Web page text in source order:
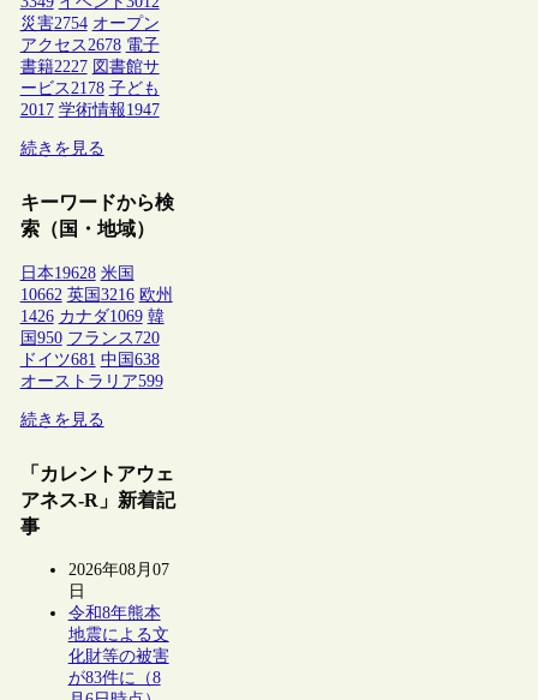
災害2754 オープン
アクセス2678 電子
書籍2227 図書館サ
ービス2178 子ども
2017 学術情報1947
続きを見る
キーワードから検
索（国・地域）
日本19628 米国
10662 英国3216 欧州
1426 カナダ1069 韓
国950 フランス 720
ドイツ681 中国638
オーストラリア599
続きを見る
「カレントアウェ
アネス-R」新着記
事
2026年08月07
日
令和8年熊本
地震による文
化財等の被害
が83件に（8